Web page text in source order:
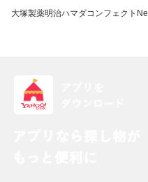
大塚製薬明治ハマダコンフェクト